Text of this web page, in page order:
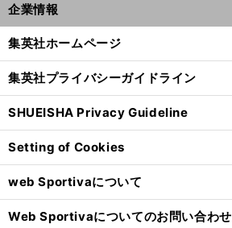
企業情報
集英社ホームページ
集英社プライバシーガイドライン
SHUEISHA Privacy Guideline
Setting of Cookies
web Sportivaについて
Web Sportivaについてのお問い合わせ